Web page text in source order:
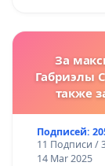
За
Габриэлы
также
за
Подписей:
11 Подписи /
14 Mar 2025